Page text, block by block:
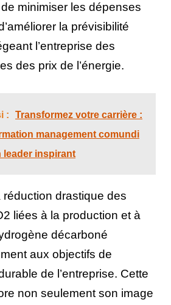
minimiser les dépenses
la prévisibilité
l’entreprise des
des prix de l’énergie.
:
Transformez votre carrière :
management comundi
leader inspirant
réduction drastique des
liées à la production et à
décarboné
aux objectifs de
de l’entreprise. Cette
non seulement son image